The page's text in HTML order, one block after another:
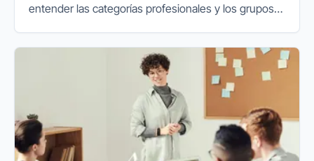
entender las categorías profesionales y los grupos
coste laboral, sino también...